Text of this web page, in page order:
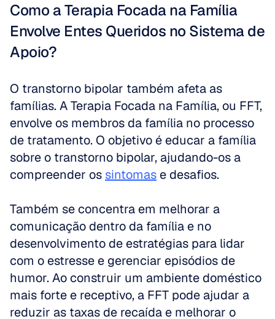
Como a Terapia Focada na Família
Envolve Entes Queridos no Sistema de
Apoio?
O transtorno bipolar também afeta as
famílias. A Terapia Focada na Família, ou FFT,
envolve os membros da família no processo
de tratamento. O objetivo é educar a família
sobre o transtorno bipolar, ajudando-os a
compreender os sintomas e desafios.
Também se concentra em melhorar a
comunicação dentro da família e no
desenvolvimento de estratégias para lidar
com o estresse e gerenciar episódios de
humor. Ao construir um ambiente doméstico
mais forte e receptivo, a FFT pode ajudar a